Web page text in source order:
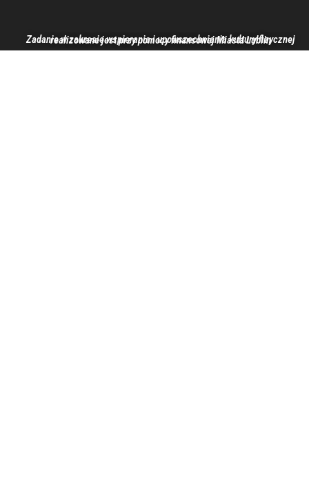
Zadanie w zakresie wspierania i upowszechniania kultury fizycznej realizowane jest przy pomocy finansowej Miasta Lublin